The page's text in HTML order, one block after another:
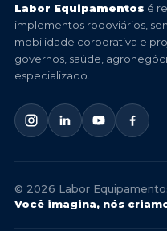
Labor Equipamentos é
implementos rodoviários,
mobilidade corporativa e
governos, saúde,
especializado.
© 2026 Labor
Você imagina, nós